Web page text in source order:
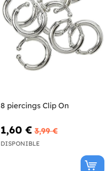
8 piercings Clip On
1,60 € 3,99 €
DISPONIBLE